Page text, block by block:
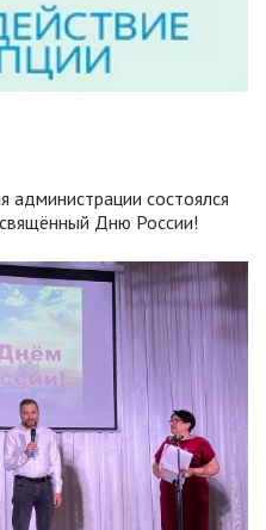
администрации состоялся
Дню России!